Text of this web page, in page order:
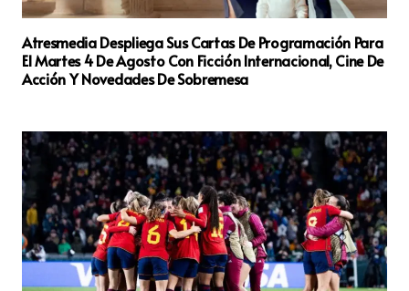
Atresmedia Despliega Sus Cartas De Programación Para
El Martes 4 De Agosto Con Ficción Internacional, Cine De
Acción Y Novedades De Sobremesa